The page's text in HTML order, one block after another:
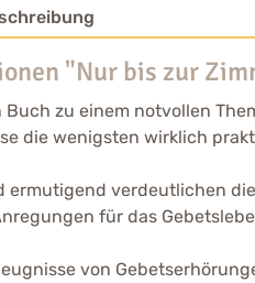
"Nur bis zur
zu einem notvollen
die wenigsten wirklich
verdeutlichen
für das
von